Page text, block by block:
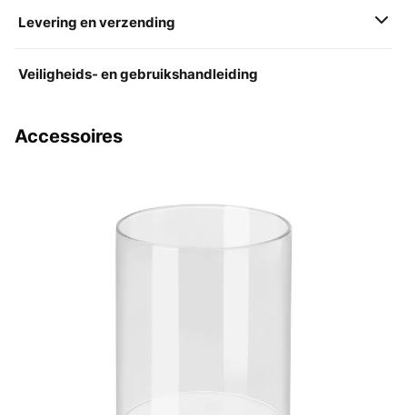
Levering en verzending
Veiligheids- en gebruikshandleiding
Accessoires